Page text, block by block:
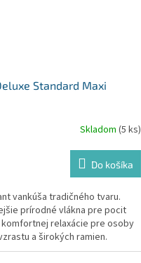
Standard Maxi
Skladom (5 ks)
Do košíka
vankúša tradičného tvaru.
prírodné vlákna pre pocit
relaxácie pre osoby
a širokých ramien.